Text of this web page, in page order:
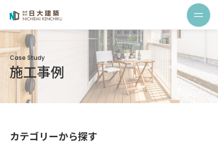
Case Study
施工事例
カテゴリーから探す